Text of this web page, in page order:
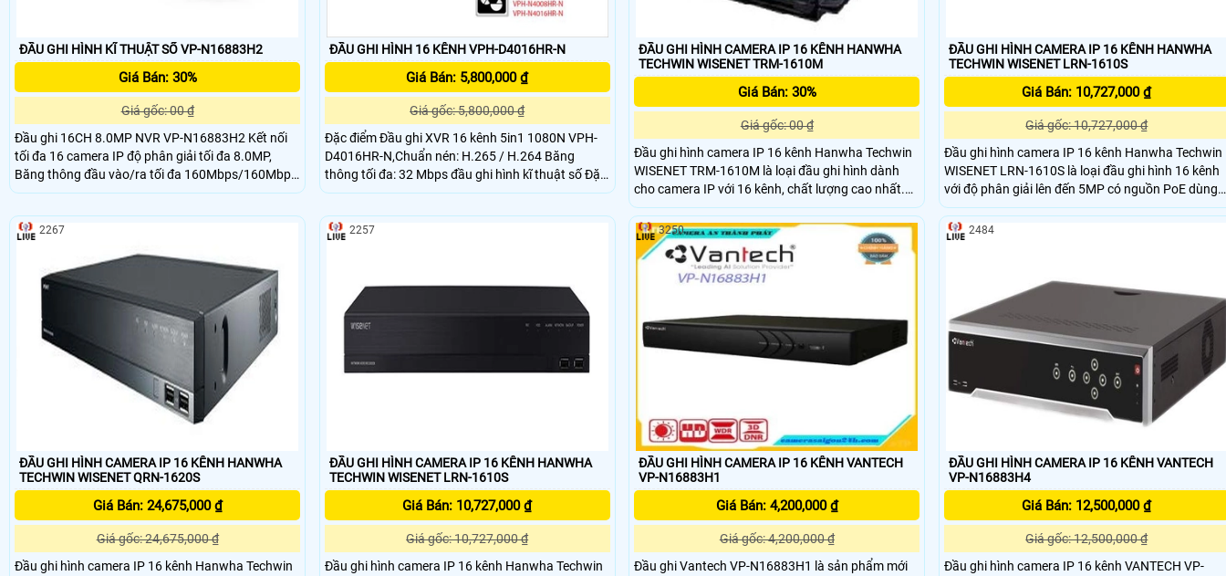
ĐẦU GHI HÌNH KĨ THUẬT SỐ VP-N16883H2
Giá Bán: 30%
Giá gốc: 00 ₫
Đầu ghi 16CH 8.0MP NVR VP-N16883H2 Kết nối
tối đa 16 camera IP độ phân giải tối đa 8.0MP,
Băng thông đầu vào/ra tối đa 160Mbps/160Mbps
Chuẩn nén H.265+/H
ĐẦU GHI HÌNH 16 KÊNH VPH-D4016HR-N
Giá Bán: 5,800,000 ₫
Giá gốc: 5,800,000 ₫
Đặc điểm Đầu ghi XVR 16 kênh 5in1 1080N VPH-
D4016HR-N,Chuẩn nén: H.265 / H.264 Băng
thông tối đa: 32 Mbps đầu ghi hình kĩ thuật số Đặc
điểm Đầu ghi XVR 16 kênh 5in1 1080N VPH-
ĐẦU GHI HÌNH CAMERA IP 16 KÊNH HANWHA
TECHWIN WISENET TRM-1610M
Giá Bán: 30%
Giá gốc: 00 ₫
Đầu ghi hình camera IP 16 kênh Hanwha Techwin
WISENET TRM-1610M là loại đầu ghi hình dành
cho camera IP với 16 kênh, chất lượng cao nhất.
Dòng sản phẩm này đáp ứng nhu cầu ghi hình của
một hệ thống camera quan sát với nhiều camera
khác nhau. Phù hợp sử dụng cho nghành đường
sắt, dịch vụ ô tô vận tải xe bus, xe trường học, xe
ĐẦU GHI HÌNH CAMERA IP 16 KÊNH HANWHA
TECHWIN WISENET LRN-1610S
Giá Bán: 10,727,000 ₫
Giá gốc: 10,727,000 ₫
Đầu ghi hình camera IP 16 kênh Hanwha Techwin
WISENET LRN-1610S là loại đầu ghi hình 16 kênh
với độ phân giải lên đến 5MP có nguồn PoE dùng
cho camera IP. LRN-1610S thuôc dòng L Series là
dòng đầu ghi chất lượng giá tốt thường được sử
dụng cho các hộ gia đình, phòng trọ, cửa hàng
cần chất lượng hình ảnh camera vừa phải để quan
ĐẦU GHI HÌNH CAMERA IP 16 KÊNH HANWHA
TECHWIN WISENET QRN-1620S
Giá Bán: 24,675,000 ₫
Giá gốc: 24,675,000 ₫
Đầu ghi hình camera IP 16 kênh Hanwha Techwin
2267
ĐẦU GHI HÌNH CAMERA IP 16 KÊNH HANWHA
TECHWIN WISENET LRN-1610S
Giá Bán: 10,727,000 ₫
Giá gốc: 10,727,000 ₫
Đầu ghi hình camera IP 16 kênh Hanwha Techwin
2257
ĐẦU GHI HÌNH CAMERA IP 16 KÊNH VANTECH
VP-N16883H1
Giá Bán: 4,200,000 ₫
Giá gốc: 4,200,000 ₫
Đầu ghi Vantech VP-N16883H1 là sản phẩm mới
3250
ĐẦU GHI HÌNH CAMERA IP 16 KÊNH VANTECH
VP-N16883H4
Giá Bán: 12,500,000 ₫
Giá gốc: 12,500,000 ₫
Đầu ghi hình camera IP 16 kênh VANTECH VP-
2484